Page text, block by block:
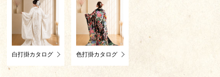
白打掛カタログ 色打掛カタログ